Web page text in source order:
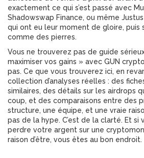
exactement ce qui s’est passé avec
Shadowswap Finance, ou même
qui ont eu leur moment de gloire, puis
comme des pierres.
Vous ne trouverez pas de guide
maximiser vos gains » avec GUN
pas. Ce que vous trouverez ici, en
collection d’analyses réelles : des
similaires, des détails sur les airdrops
coup, et des comparaisons entre des
structure, une équipe, et une vraie
pas de la hype. C’est de la clarté. Et
perdre votre argent sur une
raison d’être, vous êtes au bon endroit.